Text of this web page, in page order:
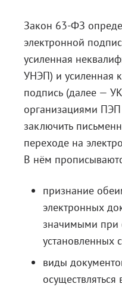
Закон 63-ФЗ
электронной
усиленная
УНЭП) и усиленная
подпись (далее —
организациями
заключить
переходе на
В нём
признание
электронных
значимыми при
установленных
виды